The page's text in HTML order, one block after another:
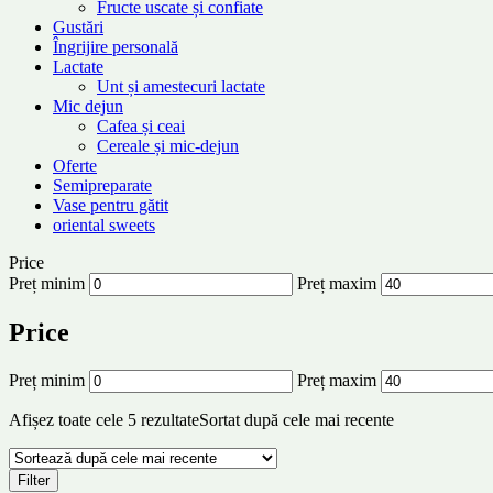
Fructe uscate și confiate
Gustări
Îngrijire personală
Lactate
Unt și amestecuri lactate
Mic dejun
Cafea și ceai
Cereale și mic-dejun
Oferte
Semipreparate
Vase pentru gătit
oriental sweets
Price
Preț minim
Preț maxim
Price
Preț minim Preț maxim
Afișez toate cele 5 rezultateSortat după cele mai recente
Filter